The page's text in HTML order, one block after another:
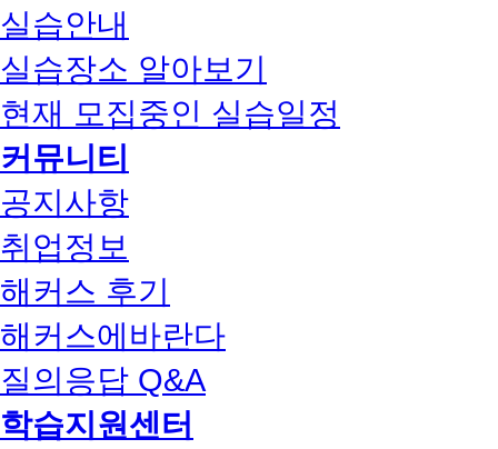
실습안내
실습장소 알아보기
현재 모집중인 실습일정
커뮤니티
공지사항
취업정보
해커스 후기
해커스에바란다
질의응답 Q&A
학습지원센터